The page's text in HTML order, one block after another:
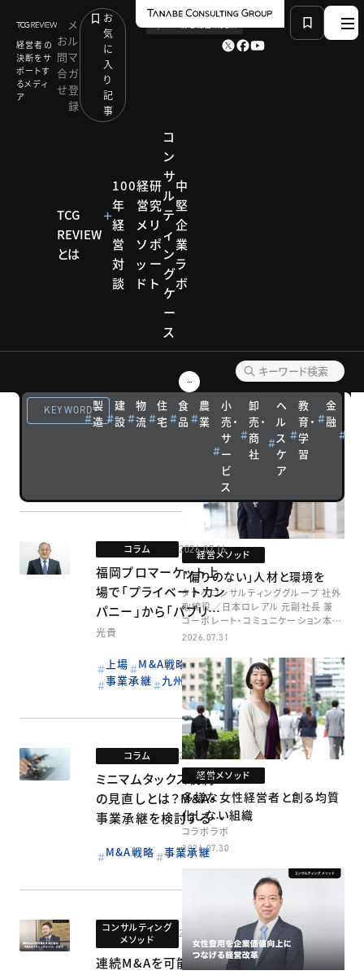
経営者の
決断をサ
ポートす
るメディ
ア
お
問
合
せ
メ
ル
マ
ガ
登
録
お
気
に
入
り
記
事
TCG
REVIEW
とは
100
年
経
営
対
談
経
営
メ
ソ
ッ
ド
研
究
リ
ポ
ー
ト
コ
ン
サ
ル
テ
ィ
ン
グ
ケ
ー
ス
中
堅
企
業
ラ
ボ
KEYWORD製
造
建
設
物
流
住
宅
食
品
農
業
小
売・
サ
ー
ビ
ス
卸
売・
商
社
ヘ
ル
ス
ケ
ア
教
育・
学
習
金
融
経営テーマ一覧 Keyword：M&A戦略
M&A戦略
定温物流のパイオニア
が描く４つの成長戦略
福岡運輸
コラム 2026.07.16
福岡プロマーケット上
場で「プライベートカン
パニー」から「パブリッ
クカンパニー」へ
光貴
上場
M&A戦略
事業承継
九州・沖縄
コラム 2026.07.13
ミニマムタックス税制
の見直しとは？M&A・
事業承継を検討する経
営者が押さえるべき影
響と対策
M&A戦略 事業承継
コンサルティング
メソッド
2026.06.30
連続M&Aを可能にする
VIEW MORE
編集部オススメ記事
経営メソッド
「偏りのない」人材と環境を
タナベコンサルティンググループ 社外
取締役／日本ロレアル 元副社長 兼
コーポレート・コミュニケーション本部
本部長／キャリアコンサルタント 井村
2026.07.31
経営メソッド
多様な女性経営者と創る均質
化しない組織
コラボラボ
2026.07.30